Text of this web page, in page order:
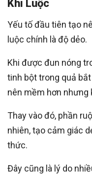
Khi Luộc
Yếu tố đầu tiên tạo
luộc chính là độ dẻo.
Khi được đun nóng
tinh bột trong quả
nên mềm hơn nhưng
Thay vào đó, phần
nhiên, tạo cảm giác
thức.
Đây cũng là lý do